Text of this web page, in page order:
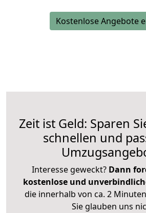
Kostenlose Angebote
Zeit ist Geld: Sparen
schnellen und
Interesse geweckt? Dann
kostenlose und
die innerhalb von ca. 2
Sie glauben uns